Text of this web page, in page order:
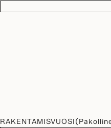
RAKENTAMISVUOSI